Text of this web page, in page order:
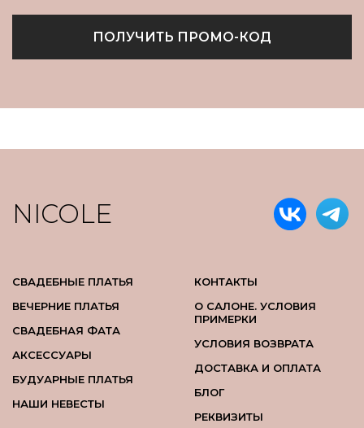
ПОЛУЧИТЬ ПРОМО-КОД
NICOLE
СВАДЕБНЫЕ ПЛАТЬЯ
ВЕЧЕРНИЕ ПЛАТЬЯ
СВАДЕБНАЯ ФАТА
АКСЕССУАРЫ
БУДУАРНЫЕ ПЛАТЬЯ
НАШИ НЕВЕСТЫ
КОНТАКТЫ
О САЛОНЕ. УСЛОВИЯ
ПРИМЕРКИ
УСЛОВИЯ ВОЗВРАТА
ДОСТАВКА И ОПЛАТА
БЛОГ
РЕКВИЗИТЫ